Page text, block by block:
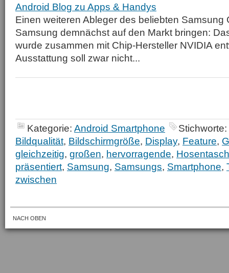
Android Blog zu Apps & Handys
Einen weiteren Ableger des beliebten Samsung
Samsung demnächst auf den Markt bringen:
wurde zusammen mit Chip-Hersteller NVIDIA
Ausstattung soll zwar nicht...
Kategorie: Android Smartphone
Stichworte:
Bildqualität, Bildschirmgröße, Display, Feature,
gleichzeitig, großen, hervorragende,
präsentiert, Samsung, Samsungs, Smartphone,
zwischen
NACH OBEN